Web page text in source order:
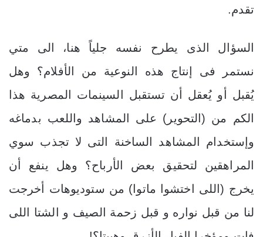
تقدم.
السؤال الذى يطرح نفسه جلياً هنا، الى متي
نستمر فى إنتاج هذه النوعية من الأفلام؟ وهل
يُقبل أو يُعقل أن تستقبل السينمات المصرية هذا
الكم من (التحوير) على المشاهد واللعب بدماغه
وإستخدام المشاهد الساخنة التى لا تجذب سوي
المراهقين لتحقيق بعض الأرباح؟ وهل ينفع أن
يخرج (اللى اختشوا ماتوا) من ستوديوهات أخرجت
لنا من قبل نواره و قبل زحمة الصيف و الشتا اللى